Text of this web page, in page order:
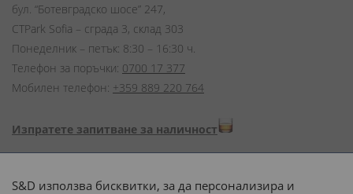
бул. “Ботевградско шосе” 247,
CTPark Sofia – сграда 3, склад 303
Понеделник – петък: 8:30 – 16:30 ч.
Телефон за поръчки: 0700 17 377
Мобилен телефон: +359 889 220 764
Изпратете запитване за наличност
Начини на плащане:
S&D използва бисквитки, за да персонализира и